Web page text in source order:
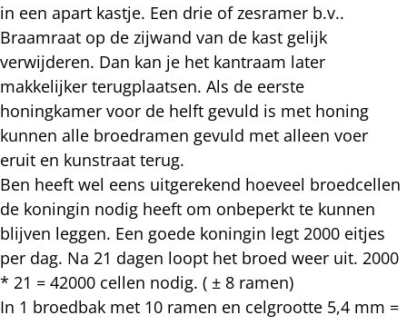
in een apart kastje. Een drie of zesramer b.v..
Braamraat op de zijwand van de kast gelijk
verwijderen. Dan kan je het kantraam later
makkelijker terugplaatsen. Als de eerste
honingkamer voor de helft gevuld is met honing
kunnen alle broedramen gevuld met alleen voer
eruit en kunstraat terug.
Ben heeft wel eens uitgerekend hoeveel broedcellen
de koningin nodig heeft om onbeperkt te kunnen
blijven leggen. Een goede koningin legt 2000 eitjes
per dag. Na 21 dagen loopt het broed weer uit. 2000
* 21 = 42000 cellen nodig. ( ± 8 ramen)
In 1 broedbak met 10 ramen en celgrootte 5,4 mm =